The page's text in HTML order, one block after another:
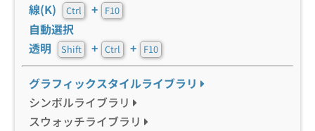
線(K)
Ctrl + F10
自動選択
透明
Shift + Ctrl + F10
グラフィックスタイルライブラリ
シンボルライブラリ
スウォッチライブラリ